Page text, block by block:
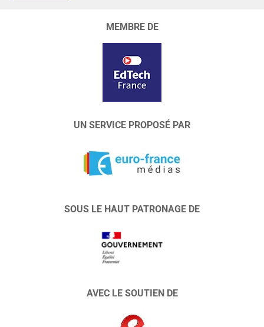
MEMBRE DE
UN SERVICE PROPOSÉ PAR
SOUS LE HAUT PATRONAGE DE
AVEC LE SOUTIEN DE